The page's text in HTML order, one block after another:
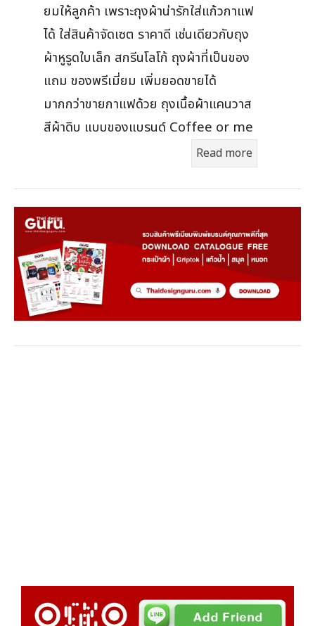
ยมให้ลูกค้า เพราะถุงผ้าน่ารักใส่แก้วกาแฟ
ได้ ใส่สินค้าจัดเซต ราคาดี เช่นเดียวกับถุง
ผ้าหูรูดใบเล็ก สกรีนโลโก้ ถุงผ้าที่เป็นของ
แถม ของพรีเมี่ยม เพิ่มยอดขายได้
มากกว่าขายกาแฟด้วย ถุงเนื้อผ้าแคนวาส
สีผ้าดิบ แบบของแบรนด์ Coffee or me
Read more